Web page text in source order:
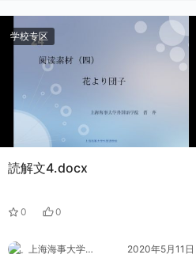
学校专区
読解文4.docx
0 0
上海海事大学外语 2020年5月11日